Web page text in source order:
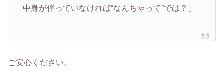
中身が伴っていなければ“なんちゃって”では？」
ご安心ください。